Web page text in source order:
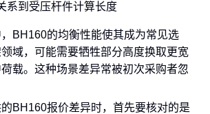
系到受压杆件计算长度
BH160的均衡性能使其成为常见选
域，可能需要牺牲部分高度换取更宽
载。这种场景差异常被初次采购者忽
BH160报价差异时，首先要核对的是